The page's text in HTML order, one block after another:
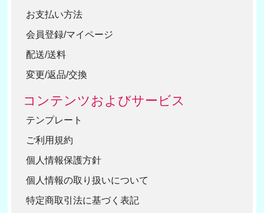
お支払い方法
会員登録/マイページ
配送/送料
変更/返品/交換
コンテンツおよびサービス
テンプレート
ご利用規約
個人情報保護方針
個人情報の取り扱いについて
特定商取引法に基づく表記